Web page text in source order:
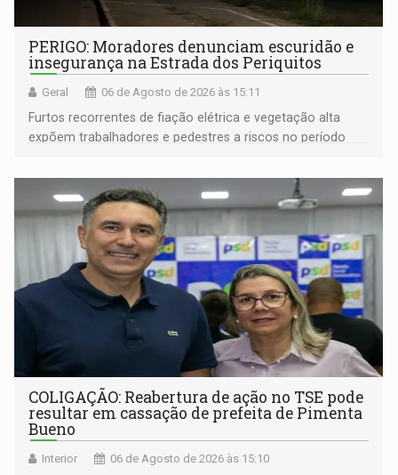
PERIGO: Moradores denunciam escuridão e
insegurança na Estrada dos Periquitos
Geral 06 de Agosto de 2026 às 15:11
Furtos recorrentes de fiação elétrica e vegetação alta
expõem trabalhadores e pedestres a riscos no período
COLIGAÇÃO: Reabertura de ação no TSE pode
resultar em cassação de prefeita de Pimenta
Bueno
Interior 06 de Agosto de 2026 às 15:10